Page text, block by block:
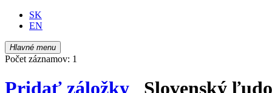
SK
EN
Hlavné menu
Počet záznamov: 1
Pridať záložky Slovenský